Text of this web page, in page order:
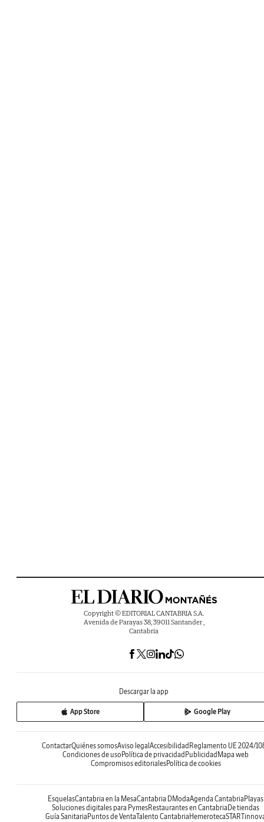
Copyright © EDITORIAL CANTABRIA S.A.
Avenida de Parayas 38, 39011 Santander ,
Cantabria
Descargar la app
App Store Google Play
ContactarQuiénes somosAviso legalAccesibilidadReglamento UE 2024/
Condiciones de usoPolítica de privacidadPublicidadMapa web
Compromisos editorialesPolítica de cookies
EsquelasCantabria en la MesaCantabria DModaAgenda CantabriaPlayas
Soluciones digitales para PymesRestaurantes en CantabriaDe tiendas
Guía SanitariaPuntos de VentaTalento CantabriaHemeroteca